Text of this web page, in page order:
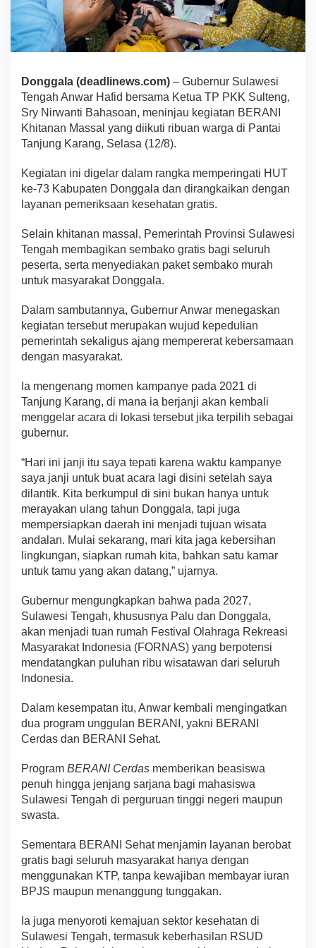
Donggala (deadlinews.com) – Gubernur Sulawesi
Tengah Anwar Hafid bersama Ketua TP PKK Sulteng,
Sry Nirwanti Bahasoan, meninjau kegiatan BERANI
Khitanan Massal yang diikuti ribuan warga di Pantai
Tanjung Karang, Selasa (12/8).
Kegiatan ini digelar dalam rangka memperingati HUT
ke-73 Kabupaten Donggala dan dirangkaikan dengan
layanan pemeriksaan kesehatan gratis.
Selain khitanan massal, Pemerintah Provinsi Sulawesi
Tengah membagikan sembako gratis bagi seluruh
peserta, serta menyediakan paket sembako murah
untuk masyarakat Donggala.
Dalam sambutannya, Gubernur Anwar menegaskan
kegiatan tersebut merupakan wujud kepedulian
pemerintah sekaligus ajang mempererat kebersamaan
dengan masyarakat.
Ia mengenang momen kampanye pada 2021 di
Tanjung Karang, di mana ia berjanji akan kembali
menggelar acara di lokasi tersebut jika terpilih sebagai
gubernur.
“Hari ini janji itu saya tepati karena waktu kampanye
saya janji untuk buat acara lagi disini setelah saya
dilantik. Kita berkumpul di sini bukan hanya untuk
merayakan ulang tahun Donggala, tapi juga
mempersiapkan daerah ini menjadi tujuan wisata
andalan. Mulai sekarang, mari kita jaga kebersihan
lingkungan, siapkan rumah kita, bahkan satu kamar
untuk tamu yang akan datang,” ujarnya.
Gubernur mengungkapkan bahwa pada 2027,
Sulawesi Tengah, khususnya Palu dan Donggala,
akan menjadi tuan rumah Festival Olahraga Rekreasi
Masyarakat Indonesia (FORNAS) yang berpotensi
mendatangkan puluhan ribu wisatawan dari seluruh
Indonesia.
Dalam kesempatan itu, Anwar kembali mengingatkan
dua program unggulan BERANI, yakni BERANI
Cerdas dan BERANI Sehat.
Program BERANI Cerdas memberikan beasiswa
penuh hingga jenjang sarjana bagi mahasiswa
Sulawesi Tengah di perguruan tinggi negeri maupun
swasta.
Sementara BERANI Sehat menjamin layanan berobat
gratis bagi seluruh masyarakat hanya dengan
menggunakan KTP, tanpa kewajiban membayar iuran
BPJS maupun menanggung tunggakan.
Ia juga menyoroti kemajuan sektor kesehatan di
Sulawesi Tengah, termasuk keberhasilan RSUD